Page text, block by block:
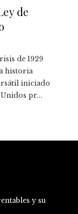
de
de 1929
historia
iniciado
Unidos pr...
y su